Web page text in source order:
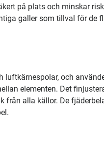
på plats och minskar
galler som tillval för de
luftkärnespolar, och
elementen. Det
från alla källor. De